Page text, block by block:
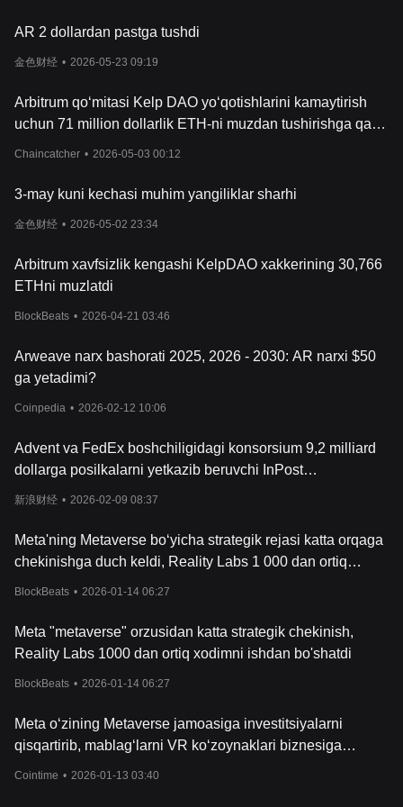
bilan uzluksiz o'zaro ta'sirni taklif qiladi. Murakkab backend
operatsiyalariga qaramay, Arweave brauzer kengaytmasi orqali
veb-saytlarni blokcheynda saqlash jarayonini soddal
uzluksizlik va foydalanuvchiga mo'ljallangan yondashuv Arweave-
ni samarali DApps yaratishga qaratilgan ishlab chiquvchilar uchun
AR Tokeni nima?
tokeni ekotizim ichida muhim rol o'ynaydi. 2018 yil iyun oyida
Arweave mainnet tarmog'ini ishga tushirish chog'ida 66 million
tokenning maksimal yetkazib berilishi bilan 55 milliondan ortiq
operatsiyalarda, jumladan tranzaksiya to'lovlarini to'lashda,
DApps bilan aloqada bo'lishda va saqlash provayderlarini
deflyatsiyaga aylani shi mumkin, bu markazlashtirilmagan
va'da qiladi.
Arweave-ning moliyaga ta'siri
transformatsiyaviy kuchining guvohligi sifatida turad
taklif qilib, Arweave ma'lumotlarni saqlash bozorida yanada
raqobatbardosh va samarali narx tuzilmalarini va'da qiladi.
foydasi va barqaror tarixiy narxlar amaliyotiga ega bo'lib, istiqbolli
ma'lumotlarni saqlash tizimlari sanoatda o'z o'rnini topayotgani
sababli, Arweave innovatsion texnologiyalari va hamkorliklari 2
qilib, moliyaviy sektorda o'z o'rnini egallash uchun yaxshi
Arweave narxini nima belgilaydi?
AR token bahosidagi o'zgarishlarni tushunish va Arweave (AR)
Investorlar va ishqibozlar kundalik narx tendentsiyalarini jiddiy
foydalanib, ushbu va'da beruvchi blokcheyn yechimining ehtimoliy
traektoriyasini bashorat
qiladilar.
Arweave token bozori kapsulasi kriptovalyuta bozori ichidagi
pozitsiyasi haqida sezilarli tushuncha beradi. E'tiborli jihati
AR 2 dollardan pastga tushdi
金色财经 • 2026-05-23 09:19
Arbitrum qo‘mitasi Kelp DAO yo‘qotishlarini kamaytirish
uchun 71 million dollarlik ETH-ni muzdan tushirishga qaror
Chaincatcher • 2026-05-03 00:12
3-may kuni kechasi muhim yangiliklar sharhi
金色财经 • 2026-05-02 23:34
Arbitrum xavfsizlik kengashi KelpDAO xakkerining 30,766
ETHni muzlatdi
BlockBeats • 2026-04-21 03:46
Arweave narx bashorati 2025, 2026 - 2030: AR narxi $50
ga yetadimi?
Coinpedia • 2026-02-12 10:06
Advent va FedEx boshchiligidagi konsorsium 9,2 milliard
dollarga posilkalarni yetkazib beruvchi InPost
kompaniyasini sotib oladi
新浪财经 • 2026-02-09 08:37
Meta'ning Metaverse bo‘yicha strategik rejasi katta orqaga
chekinishga duch keldi, Reality Labs 1 000 dan ortiq
BlockBeats • 2026-01-14 06:27
Meta "metaverse" orzusidan katta strategik chekinish,
Reality Labs 1000 dan ortiq xodimni ishdan bo'shatdi
BlockBeats • 2026-01-14 06:27
Meta o‘zining Metaverse jamoasiga investitsiyalarni
qisqartirib, mablag‘larni VR ko‘zoynaklari biznesiga
Cointime • 2026-01-13 03:40